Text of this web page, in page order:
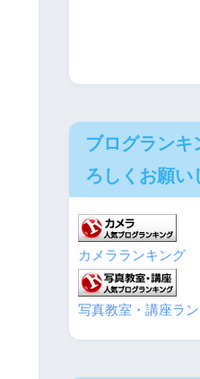
ブログランキ
ろしくお願い
カメラランキング
写真教室・講座ラ